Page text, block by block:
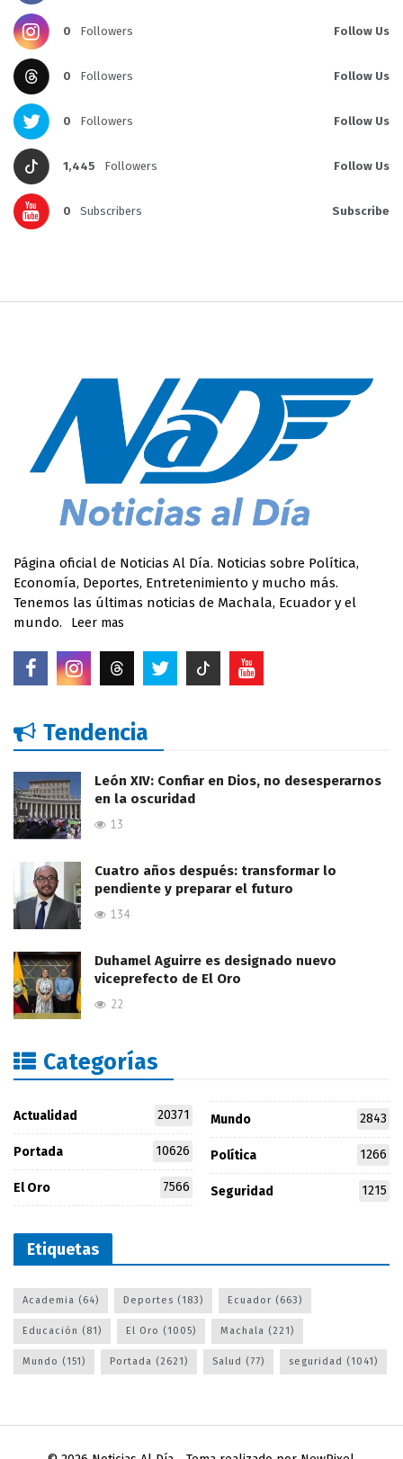
0 Followers Follow Us
0 Followers Follow Us
0 Followers Follow Us
1,445 Followers Follow Us
0 Subscribers Subscribe
Página oficial de Noticias Al Día. Noticias sobre Política,
Economía, Deportes, Entretenimiento y mucho más.
Tenemos las últimas noticias de Machala, Ecuador y el
mundo.
Leer mas
Tendencia
León XIV: Confiar en Dios, no desesperarnos
en la oscuridad
13
Cuatro años después: transformar lo
pendiente y preparar el futuro
134
Duhamel Aguirre es designado nuevo
viceprefecto de El Oro
22
Categorías
Actualidad 20371
Portada 10626
El Oro 7566
Mundo 2843
Política 1266
Seguridad 1215
Etiquetas
Academia (64) Deportes (183) Ecuador (663)
Educación (81) El Oro (1005) Machala (221)
Mundo (151) Portada (2621) Salud (77) seguridad (1041)